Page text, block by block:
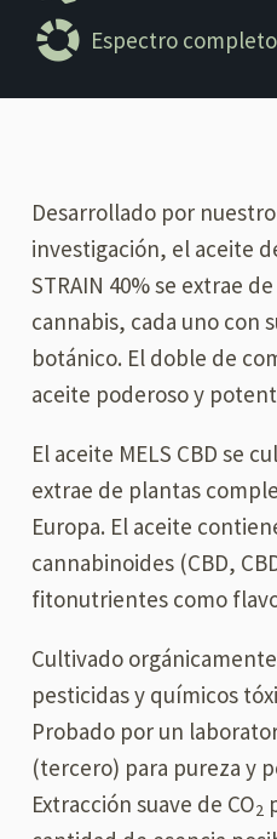
Espectro completo
Desarrollado por
investigación, el aceite
STRAIN 40% se extrae
cannabis, cada uno con
botánico. El doble de
aceite poderoso y
El aceite MELS CBD se
extrae de plantas
Europa. El aceite
cannabinoides (CBD,
fitonutrientes como
Cultivado
pesticidas y químicos
Probado por un
(tercero) para pureza y
Extracción suave de CO2